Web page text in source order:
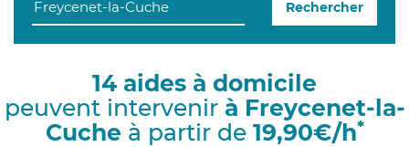
g
i
Rechercher
14 aides à domicile
peuvent intervenir à Freycenet-la-
Cuche à partir de 19,90€/h*